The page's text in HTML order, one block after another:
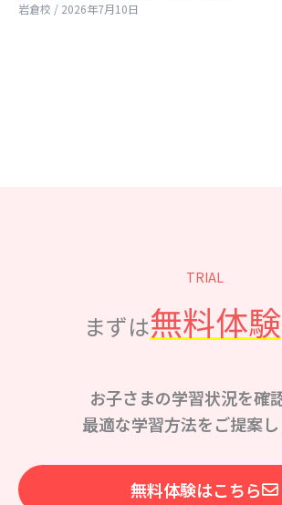
岩倉校 / 2026年7月10日
TRIAL
まずは無料体験
お子さまの学習状況を確
最適な学習方法をご提案し
無料体験はこちら